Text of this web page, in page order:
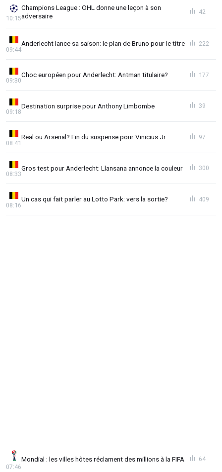
Champions League : OHL donne une leçon à son
adversaire
10:15
42
Anderlecht lance sa saison: le plan de Bruno pour le titre
09:44
222
Choc européen pour Anderlecht: Antman titulaire?
09:30
177
Destination surprise pour Anthony Limbombe
09:18
39
Real ou Arsenal? Fin du suspense pour Vinicius Jr
08:41
97
Gros test pour Anderlecht: Llansana annonce la couleur
08:33
300
Un cas qui fait parler au Lotto Park: vers la sortie?
08:16
409
Mondial : les villes hôtes réclament des millions à la FIFA
07:46
64